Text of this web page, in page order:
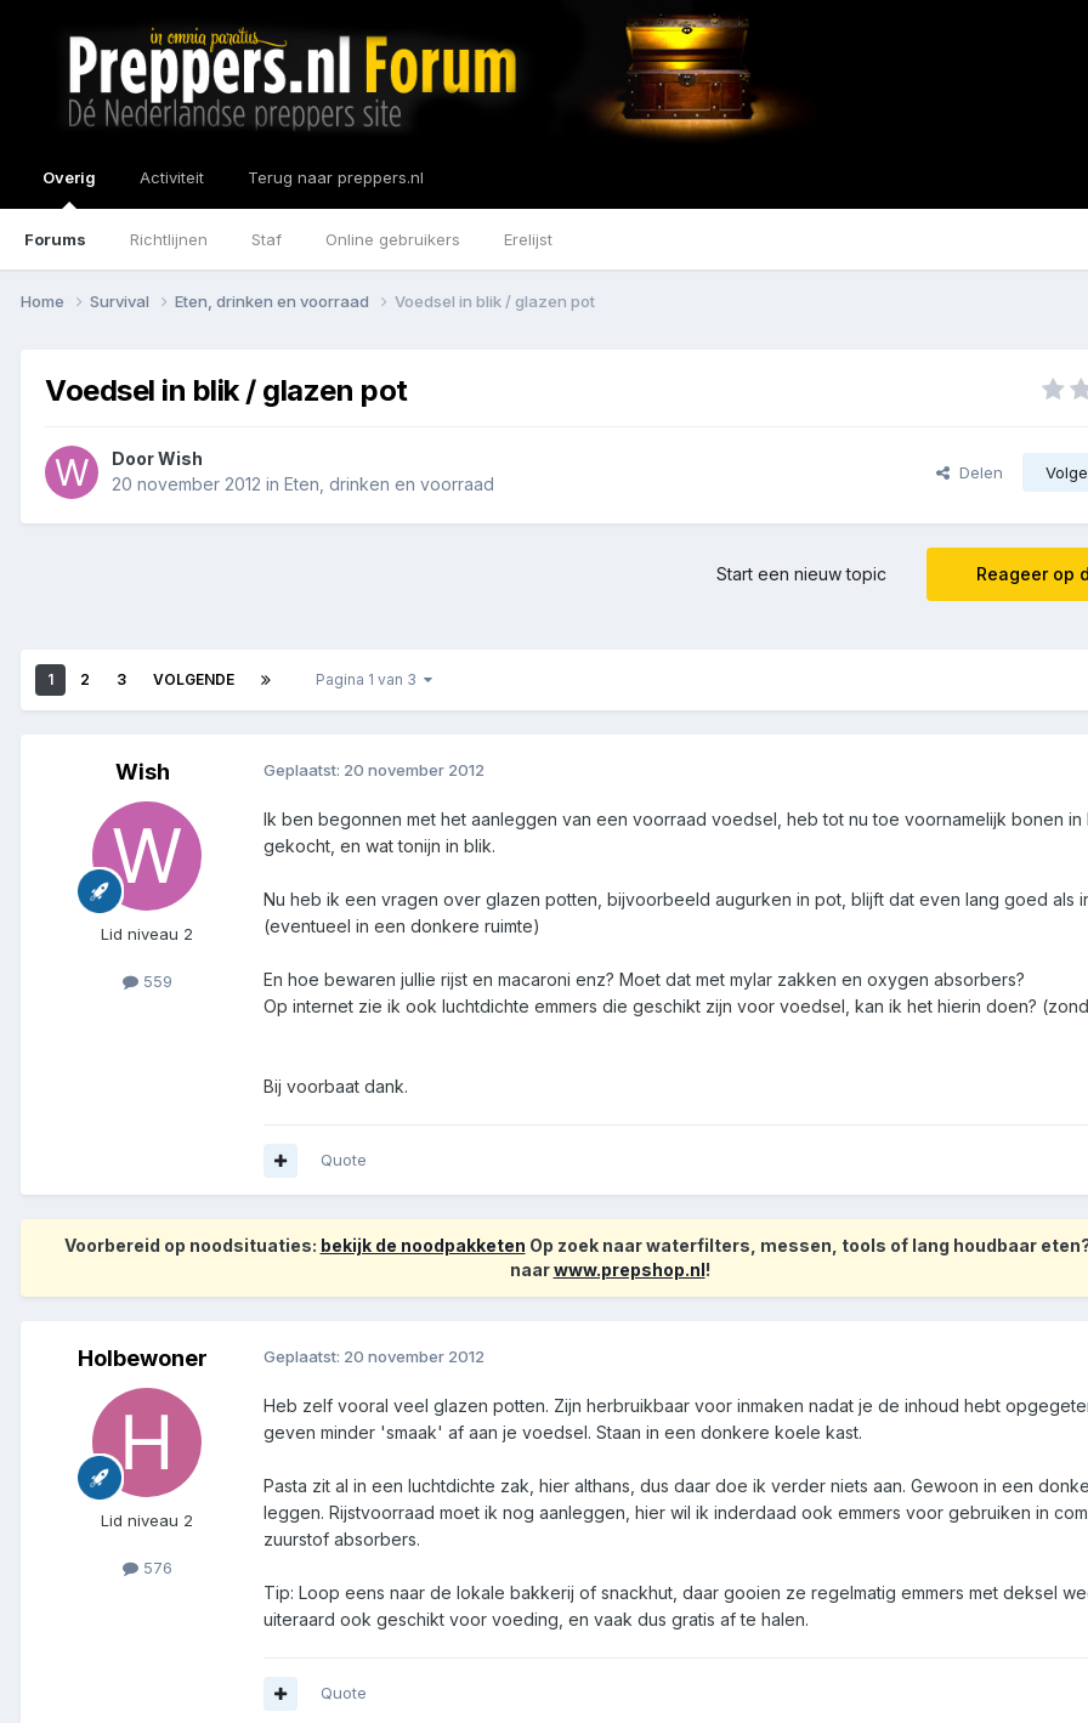
Overig
Forums Richtlijnen Staf Online gebruikers Erelijst
Activiteit Terug naar preppers.nl
Home Survival Eten, drinken en voorraad Voedsel in blik / glazen pot
Voedsel in blik / glazen pot
DoorWish
20 november 2012 in Eten, drinken en voorraad
Delen
Reageer op
Start een nieuw topic
1 2 3 VOLGENDE Pagina 1 van 3
Wish
Lid niveau 2
559
Geplaatst: 20 november 2012
Ik ben begonnen met het aanleggen van een voorraad voedsel, heb tot nu toe voornamelijk bonen in
gekocht, en wat tonijn in blik.
Nu heb ik een vragen over glazen potten, bijvoorbeeld augurken in pot, blijft dat even lang goed als
(eventueel in een donkere ruimte)
En hoe bewaren jullie rijst en macaroni enz? Moet dat met mylar zakken en oxygen absorbers?
Op internet zie ik ook luchtdichte emmers die geschikt zijn voor voedsel, kan ik het hierin doen?
Bij voorbaat dank.
Quote
Voorbereid op noodsituaties: bekijk de noodpakketen Op zoek naar waterfilters, messen, tools of lang houdbaar
naarwww.prepshop.nl!
Holbewoner
Lid niveau 2
576
Geplaatst: 20 november 2012
Heb zelf vooral veel glazen potten. Zijn herbruikbaar voor inmaken nadat je de inhoud hebt
geven minder 'smaak' af aan je voedsel. Staan in een donkere koele kast.
Pasta zit al in een luchtdichte zak, hier althans, dus daar doe ik verder niets aan. Gewoon in een
leggen. Rijstvoorraad moet ik nog aanleggen, hier wil ik inderdaad ook emmers voor gebruiken in
zuurstof absorbers.
Tip: Loop eens naar de lokale bakkerij of snackhut, daar gooien ze regelmatig emmers met deksel
uiteraard ook geschikt voor voeding, en vaak dus gratis af te halen.
Quote